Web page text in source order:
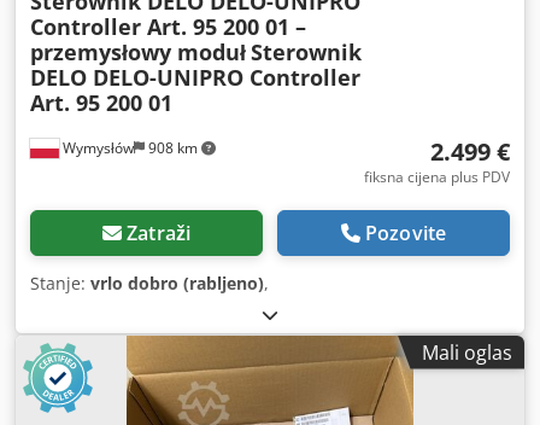
Wymysłów 908 km
Controller Art. 95 200 01 –
przemysłowy modułSterownik
DELO DELO-UNIPRO Controller
Art. 95 200 01
2.499 €
fiksna cijena plus PDV
Zatraži Pozovite
Stanje: vrlo dobro (rabljeno),
Mali oglas